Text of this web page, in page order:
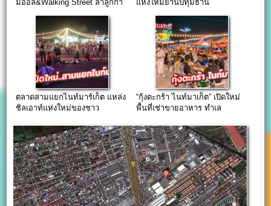
มออล์&Walking Street ลำลูกกา
แห่งใหม่ย่านปทุมธานี
ตลาดสามแยกไนท์มาร์เก็ต แหล่ง
ชิลเอาท์แห่งใหม่ของชาว
“กุ้งตะกร้า ไนท์มาเก็ต” เปิดใหม่
พื้นที่เช่าขายอาหาร ทำเล